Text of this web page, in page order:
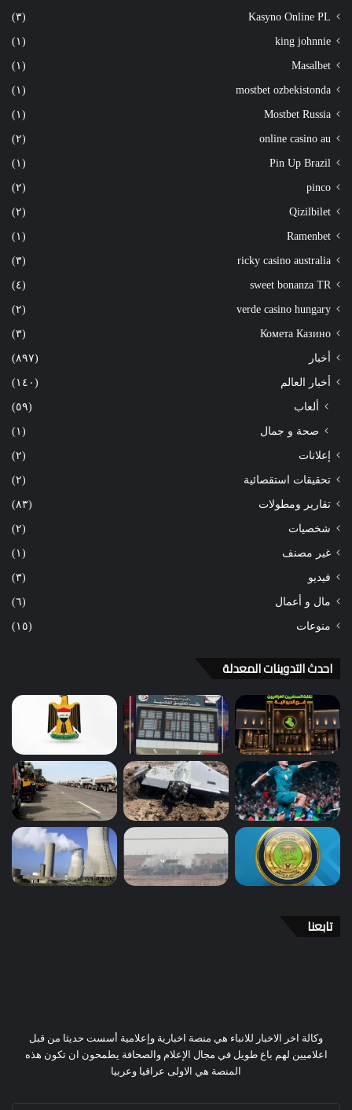
Kasyno Online PL (٣)
king johnnie (١)
Masalbet (١)
mostbet ozbekistonda (١)
Mostbet Russia (١)
online casino au (٢)
Pin Up Brazil (١)
pinco (٢)
Qizilbilet (٢)
Ramenbet (١)
ricky casino australia (٣)
sweet bonanza TR (٤)
verde casino hungary (٢)
Комета Казино (٣)
أخبار (٨٩٧)
أخبار العالم (١٤٠)
ألعاب
(٥٩)
صحة و جمال
(١)
إعلانات (٢)
تحقيقات استقصائية (٢)
تقارير ومطولات (٨٣)
شخصيات (٢)
غير مصنف (١)
فيديو (٣)
مال و أعمال (٦)
منوعات (١٥)
احدث التدوينات المعدلة
تابعنا
وكالة اخر الاخبار للانباء هي منصة اخبارية وإعلامية أسست حديثا من قبل
اعلاميين لهم باع طويل في مجال الإعلام والصحافة يطمحون ان تكون هذه
المنصة هي الاولى عراقيا وعربيا